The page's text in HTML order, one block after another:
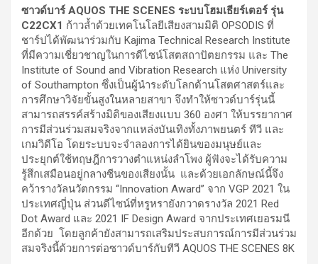
ซาวด์บาร์ AQUOS THE SCENES ระบบโฮมเธียร์เตอร์ รุ่น
C22CX1 ก้าวล้ำด้วยเทคโนโลยีเสียงสามมิติ OPSODIS ที่
ชาร์ปได้พัฒนาร่วมกับ Kajima Technical Research Institute
ที่มีความเชี่ยวชาญในการดีไซน์โสตสถาปัตยกรรม และ The
Institute of Sound and Vibration Research แห่ง University
of Southampton ซึ่งเป็นผู้นำระดับโลกด้านโสตศาสตร์และ
การศึกษาวิจัยขั้นสูงในหลายสาขา จึงทำให้ซาวด์บาร์รุ่นนี้
สามารถสรรค์สร้างมิติของเสียงแบบ 360 องศา ให้บรรยากาศ
การมีส่วนร่วมสมจริงจากแหล่งบันเทิงทั้งภาพยนตร์ ทีวี และ
เกมวิดีโอ โดยระบบจะจำลองการได้ยินของมนุษย์และ
ประยุกต์ใช้ทฤษฎีการวางตำแหน่งลำโพง ผู้ฟังจะได้รับความ
รู้สึกเสมือนอยู่กลางซีนของเสียงนั้น และด้วยเอกลักษณ์นี้จึง
คว้ารางวัลนวัตกรรม “Innovation Award” จาก VGP 2021 ใน
ประเทศญี่ปุ่น ส่วนดีไซน์ที่หรูหรายังกวาดรางวัล 2021 Red
Dot Award และ 2021 IF Design Award จากประเทศเยอรมนี
อีกด้วย โดยลูกค้ายังสามารถเสริมประสบการณ์การมีส่วนร่วม
สมจริงนี้ด้วยการต่อซาวด์บาร์กับทีวี AQUOS THE SCENES 8K